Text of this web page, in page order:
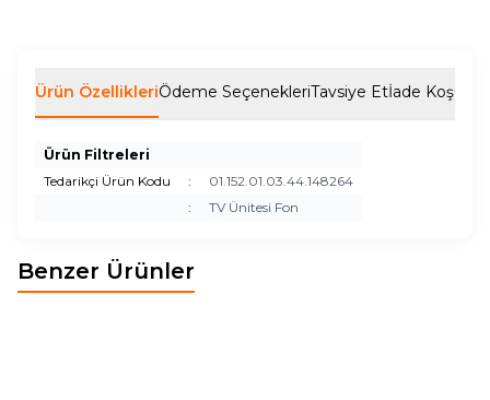
Ürün ÖzellikleriÖdeme SeçenekleriTavsiye Etİade Koşulları
Ürün Filtreleri
Tedarikçi Ürün Kodu
:
01.152.01.03.44.148264
:
TV Ünitesi Fon
Benzer Ürünler